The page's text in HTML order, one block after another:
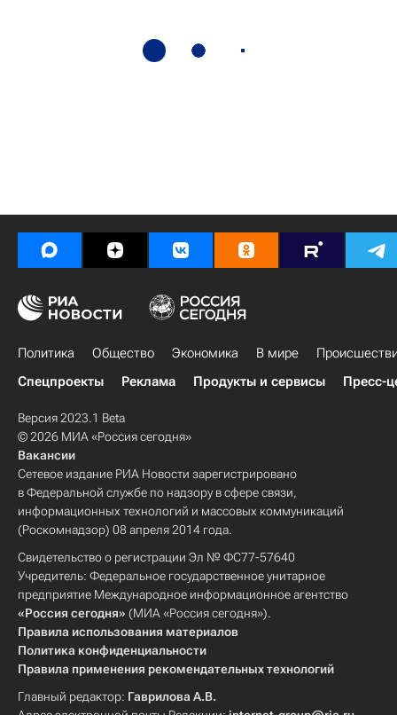
Политика Общество Экономика В мире
Спецпроекты
Реклама Продукты и сервисы Пресс-
Версия 2023.1 Beta
© 2026 МИА «Россия сегодня»
Вакансии
Сетевое издание РИА Новости зарегистрировано
в Федеральной службе по надзору в сфере связи,
информационных технологий и массовых коммуникаций
(Роскомнадзор) 08 апреля 2014 года.
Свидетельство о регистрации Эл № ФС77-57640
Учредитель: Федеральное государственное унитарное
предприятие Международное информационное агентство
«Россия сегодня» (МИА «Россия сегодня»).
Правила использования материалов
Политика конфиденциальности
Правила применения рекомендательных технологий
Главный редактор: Гаврилова А.В.